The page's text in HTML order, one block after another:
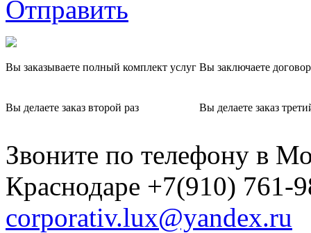
Отправить
Вы заказываете полный комплект услуг Вы заключаете
Вы делаете заказ второй раз Вы делаете заказ
Звоните по телефону в
Краснодаре +7(910)
corporativ.lux@yandex.ru